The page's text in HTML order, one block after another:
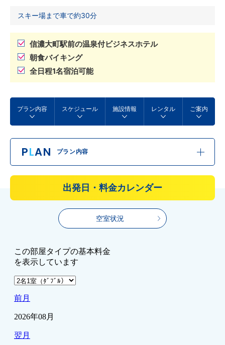
スキー場まで車で約30分
信濃大町駅前の温泉付ビジネスホテル
朝食バイキング
全日程1名宿泊可能
プラン内容 スケジュール 施設情報 レンタル ご案内
PLAN プラン内容
出発日・料金カレンダー
空室状況